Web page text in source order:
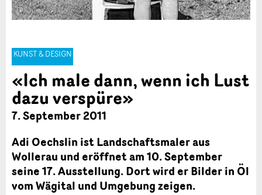
KUNST & DESIGN
«Ich male dann, wenn ich Lust
dazu verspüre»
7. September 2011
Adi Oechslin ist Landschaftsmaler aus
Wollerau und eröffnet am 10. September
seine 17. Ausstellung. Dort wird er Bilder in Öl
vom Wägital und Umgebung zeigen.